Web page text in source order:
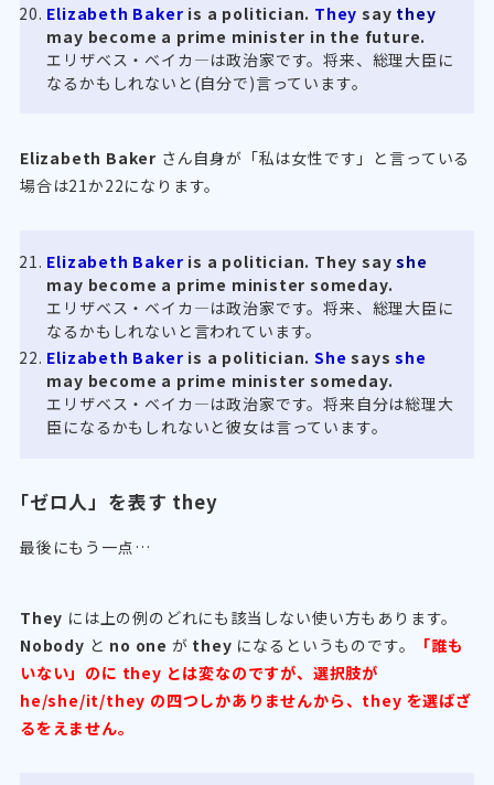
Elizabeth Baker is a politician. They say they
may become a prime minister in the future.
エリザベス・ベイカ―は政治家です。将来、総理大臣に
なるかもしれないと(自分で)言っています。
Elizabeth Baker さん自身が「私は女性です」と言っている
場合は21か22になります。
Elizabeth Baker is a politician. They sayshe
may become a prime minister someday.
エリザベス・ベイカ―は政治家です。将来、総理大臣に
なるかもしれないと言われています。
Elizabeth Baker is a politician. She saysshe
may become a prime minister someday.
エリザベス・ベイカ―は政治家です。将来自分は総理大
臣になるかもしれないと彼女は言っています。
「ゼロ人」を表す they
最後にもう一点…
They には上の例のどれにも該当しない使い方もあります。
Nobody と no one が they になるというものです。
「誰も
いない」のに they とは変なのですが、選択肢が
he/she/it/they の四つしかありませんから、they を選ばざ
るをえません。